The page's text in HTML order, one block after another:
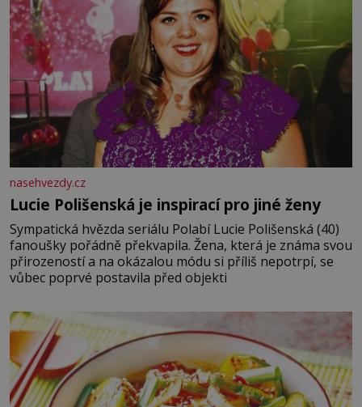
nasehvezdy.cz
Lucie Polišenská je inspirací pro jiné ženy
Sympatická hvězda seriálu Polabí Lucie Polišenská (40)
fanoušky pořádně překvapila. Žena, která je známa svou
přirozeností a na okázalou módu si příliš nepotrpí, se
vůbec poprvé postavila před objekti